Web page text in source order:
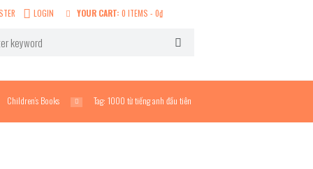
LOGIN YOUR CART: 0 ITEMS - 0₫
Children’s Books Tag: 1000 từ tiếng anh đầu tiên